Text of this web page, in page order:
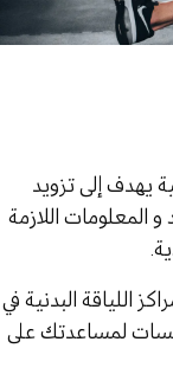
يهدف إلى تزويد
المعلومات اللازمة
اللياقة البدنية في
لمساعدتك على